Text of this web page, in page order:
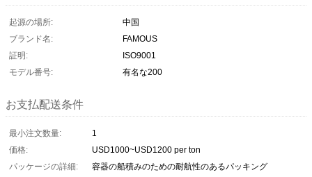
起源の場所:
中国
ブランド名:
FAMOUS
証明:
ISO9001
モデル番号:
有名な200
お支払配送条件
最小注文数量:
1
価格:
USD1000~USD1200 per ton
パッケージの詳細:
容器の船積みのための耐航性のあるパッキング